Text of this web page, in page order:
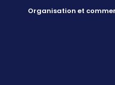
Organisation et